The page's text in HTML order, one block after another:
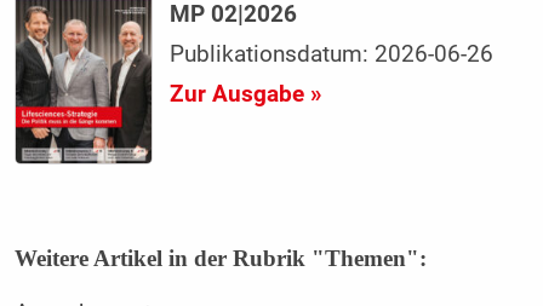
MP 02|2026
Publikationsdatum: 2026-06-26
Zur Ausgabe »
Weitere Artikel in der Rubrik "Themen":